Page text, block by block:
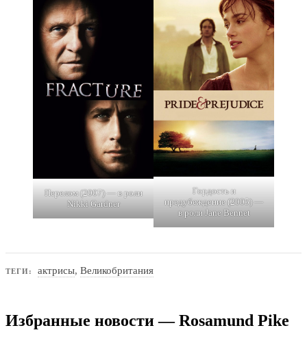
Перелом (2007) — в роли
Nikki Gardner
Гордость и
предубеждение (2005) —
в роли Jane Bennet
ТЕГИ: актрисы,Великобритания
Избранные новости — Rosamund Pike